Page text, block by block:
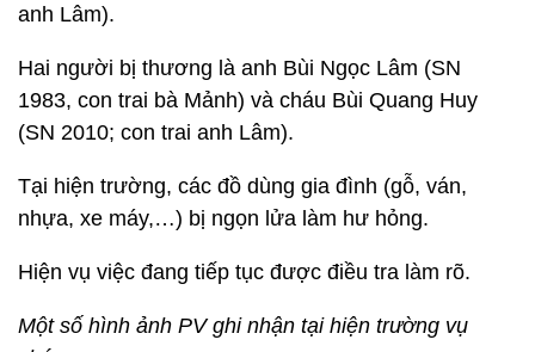
anh Lâm).
Hai người bị thương là anh Bùi Ngọc Lâm (SN
1983, con trai bà Mảnh) và cháu Bùi Quang Huy
(SN 2010; con trai anh Lâm).
Tại hiện trường, các đồ dùng gia đình (gỗ, ván,
nhựa, xe máy,…) bị ngọn lửa làm hư hỏng.
Hiện vụ việc đang tiếp tục được điều tra làm rõ.
Một số hình ảnh PV ghi nhận tại hiện trường vụ